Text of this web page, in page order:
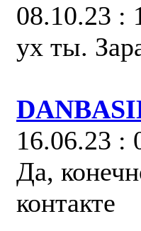
08.10.23 :
ух ты.
16.06.23 :
Да,
контакте